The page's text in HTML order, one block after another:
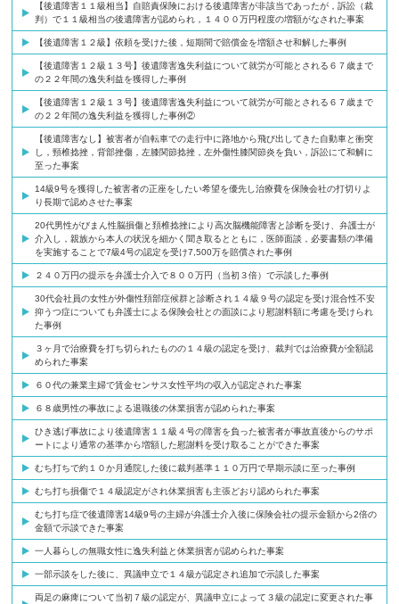
【後遺障害１１級相当】自賠責保険における後遺障害が非該当であったが，訴訟（裁
判）で１１級相当の後遺障害が認められ，１４００万円程度の増額がなされた事案
【後遺障害１２級】依頼を受けた後，短期間で賠償金を増額させ和解した事例
【後遺障害１２級１３号】後遺障害逸失利益について就労が可能とされる６７歳まで
の２２年間の逸失利益を獲得した事例
【後遺障害１２級１３号】後遺障害逸失利益について就労が可能とされる６７歳まで
の２２年間の逸失利益を獲得した事例②
【後遺障害なし】被害者が自転車での走行中に路地から飛び出してきた自動車と衝突
し，頸椎捻挫，背部挫傷，左膝関節捻挫，左外傷性膝関節炎を負い，訴訟にて和解に
至った事案
14級9号を獲得した被害者の正座をしたい希望を優先し治療費を保険会社の打切りよ
り長期で認めさせた事案
20代男性がびまん性脳損傷と頚椎捻挫により高次脳機能障害と診断を受け、弁護士が
介入し，親族から本人の状況を細かく聞き取るとともに，医師面談，必要書類の準備
を実施することで7級4号の認定を受け7,500万を賠償された事例
２４０万円の提示を弁護士介入で８００万円（当初３倍）で示談した事例
30代会社員の女性が外傷性頚部症候群と診断され１４級９号の認定を受け混合性不安
抑うつ症についても弁護士による保険会社との面談により慰謝料額に考慮を受けられ
た事例
３ヶ月で治療費を打ち切られたものの１４級の認定を受け、裁判では治療費が全額認
められた事案
６０代の兼業主婦で賃金センサス女性平均の収入が認定された事案
６８歳男性の事故による退職後の休業損害が認められた事案
ひき逃げ事故により後遺障害１１級４号の障害を負った被害者が事故直後からのサポ
ートにより通常の基準から増額した慰謝料を受け取ることができた事案
むち打ちで約１０か月通院した後に裁判基準１１０万円で早期示談に至った事例
むち打ち損傷で１４級認定がされ休業損害も主張どおり認められた事案
むち打ち症で後遺障害14級9号の主婦が弁護士介入後に保険会社の提示金額から2倍の
金額で示談できた事案
一人暮らしの無職女性に逸失利益と休業損害が認められた事案
一部示談をした後に、異議申立で１４級が認定され追加で示談した事案
両足の麻痺について当初７級の認定が、異議申立によって３級の認定に変更された事